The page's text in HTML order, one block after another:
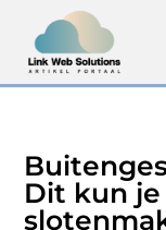
Dit kun